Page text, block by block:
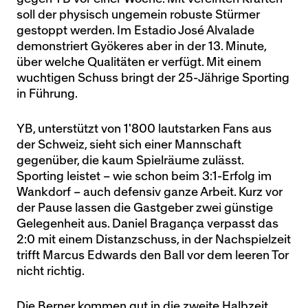
soll der physisch ungemein robuste Stürmer
gestoppt werden. Im Estadio José Alvalade
demonstriert Gyökeres aber in der 13. Minute,
über welche Qualitäten er verfügt. Mit einem
wuchtigen Schuss bringt der 25-Jährige Sporting
in Führung.
YB, unterstützt von 1'800 lautstarken Fans aus
der Schweiz, sieht sich einer Mannschaft
gegenüber, die kaum Spielräume zulässt.
Sporting leistet – wie schon beim 3:1-Erfolg im
Wankdorf – auch defensiv ganze Arbeit. Kurz vor
der Pause lassen die Gastgeber zwei günstige
Gelegenheit aus. Daniel Bragança verpasst das
2:0 mit einem Distanzschuss, in der Nachspielzeit
trifft Marcus Edwards den Ball vor dem leeren Tor
nicht richtig.